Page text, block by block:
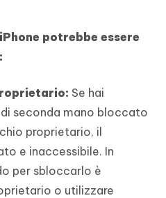
potrebbe essere
Se hai
seconda mano bloccato
proprietario, il
e inaccessibile. In
per sbloccarlo è
o utilizzare